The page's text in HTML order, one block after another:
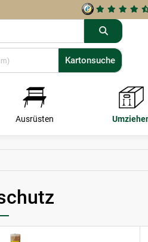
Kartonsuche
Kartonsuche
Ausrüsten